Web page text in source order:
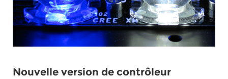
Nouvelle version de contrôleur